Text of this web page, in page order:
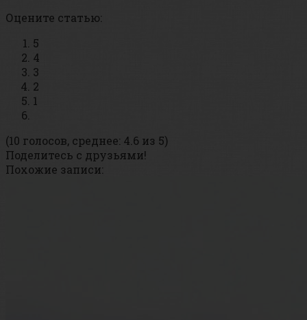
Оцените статью:
5
4
3
2
1
(10 голосов, среднее: 4.6 из 5)
Поделитесь с друзьями!
Похожие записи: